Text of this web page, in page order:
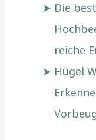
Die
reiche
Hügel